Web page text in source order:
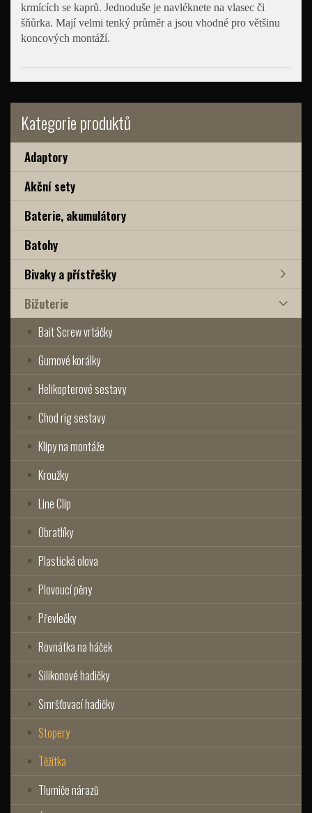
Kategorie produktů
Adaptory
Akční sety
Baterie, akumulátory
Batohy
Bivaky a přístřešky
Bižuterie
Bait Screw vrtáčky
Gumové korálky
Helikopterové sestavy
Chod rig sestavy
Klipy na montáže
Kroužky
Line Clip
Obratlíky
Plastická olova
Plovoucí pěny
Převlečky
Rovnátka na háček
Silikonové hadičky
Smršťovací hadičky
Stopery
Těžítka
Tlumiče nárazů
krmících se kaprů. Jednoduše je navléknete na vlasec či
šňůrka. Mají velmi tenký průměr a jsou vhodné pro většinu
koncových montáží.